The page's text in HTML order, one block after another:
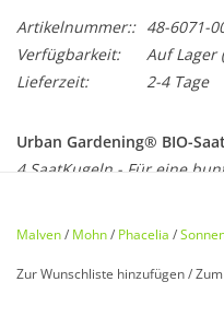
Artikelnummer:: 48-6071-
Verfügbarkeit:
Auf Lager
Lieferzeit:
2-4 Tage
Urban Gardening® BIO-
4 SaatKugeln - Für eine
Malven/ Mohn/ Phacelia /
Zur Wunschliste hinzufügen/